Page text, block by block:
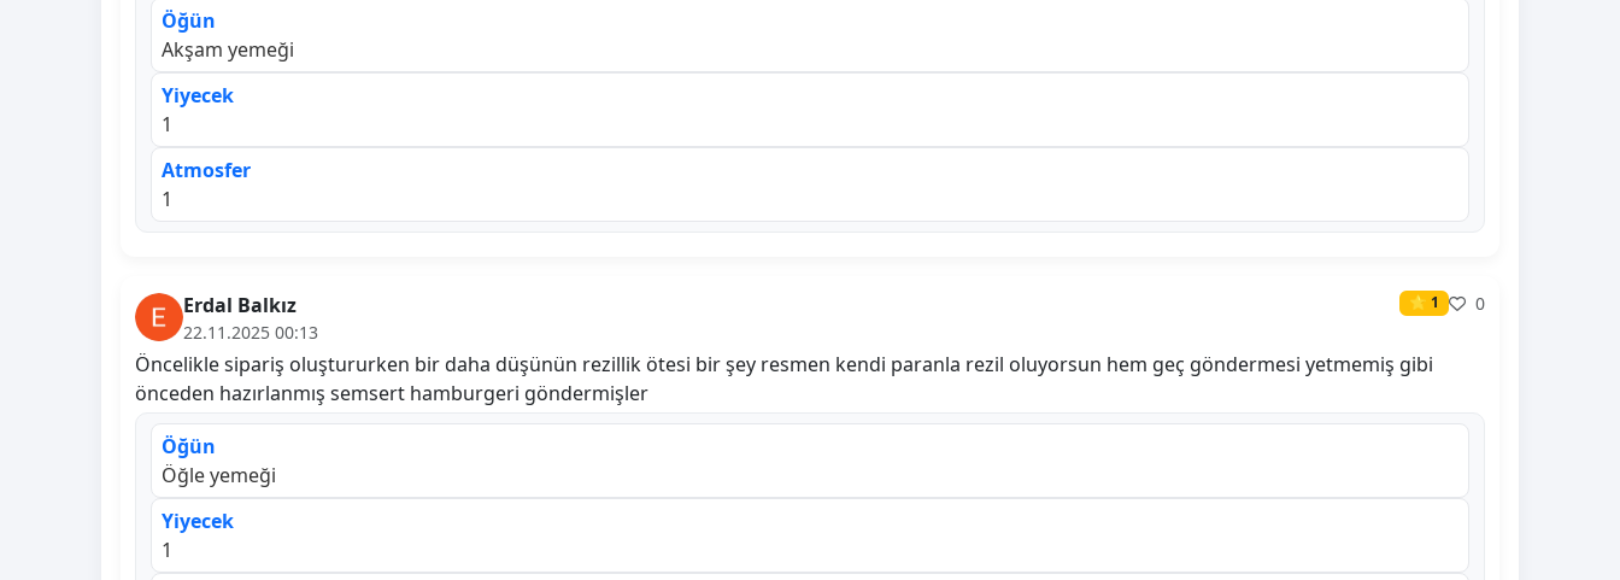
Öğün
Akşam yemeği
Yiyecek
1
Atmosfer
1
Erdal Balkız ⭐ 1
0
22.11.2025 00:13
Öncelikle sipariş oluştururken bir daha düşünün rezillik ötesi bir şey resmen kendi paranla rezil oluyorsun hem geç göndermesi yetmemiş gibi
önceden hazırlanmış semsert hamburgeri göndermişler
Öğün
Öğle yemeği
Yiyecek
1